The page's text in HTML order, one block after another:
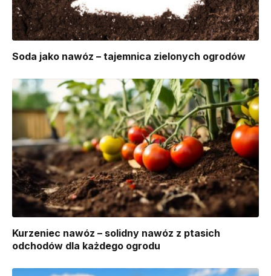
Soda jako nawóz – tajemnica zielonych ogrodów
Kurzeniec nawóz – solidny nawóz z ptasich
odchodów dla każdego ogrodu